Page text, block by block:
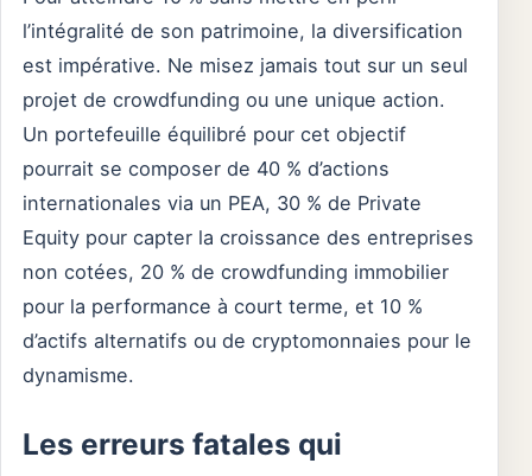
l’intégralité de son patrimoine, la diversification
est impérative. Ne misez jamais tout sur un seul
projet de crowdfunding ou une unique action.
Un portefeuille équilibré pour cet objectif
pourrait se composer de 40 % d’actions
internationales via un PEA, 30 % de Private
Equity pour capter la croissance des entreprises
non cotées, 20 % de crowdfunding immobilier
pour la performance à court terme, et 10 %
d’actifs alternatifs ou de cryptomonnaies pour le
dynamisme.
Les erreurs fatales qui